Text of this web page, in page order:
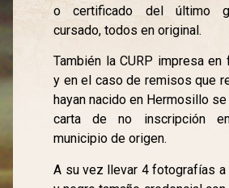
o certificado del último
cursado, todos en original.
También la CURP impresa en
y en el caso de remisos que
hayan nacido en Hermosillo
carta de no inscripción
municipio de origen.
A su vez llevar 4 fotografías a